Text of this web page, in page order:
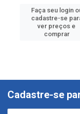
Faça seu login
cadastre-se
ver preços e
comprar
Cadastre-se